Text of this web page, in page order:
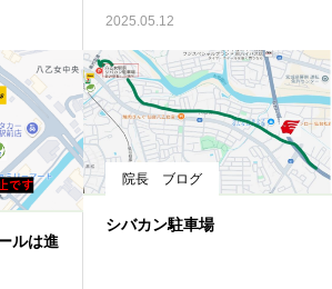
2025.05.12
ルは進
院長 ブログ
シバカン駐車場